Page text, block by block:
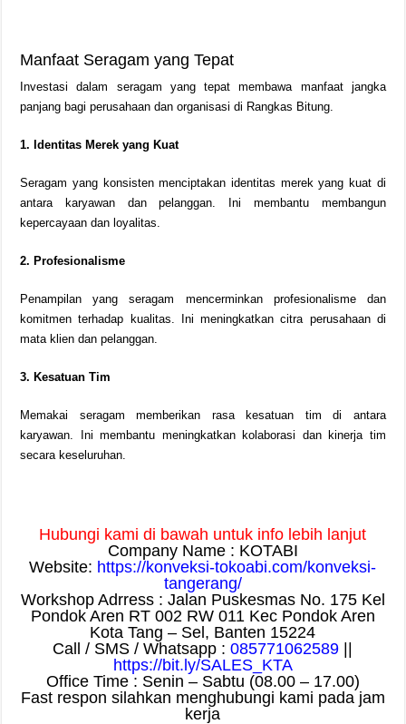
Manfaat Seragam yang Tepat
Investasi dalam seragam yang tepat membawa manfaat jangka
panjang bagi perusahaan dan organisasi di Rangkas Bitung.
1. Identitas Merek yang Kuat
Seragam yang konsisten menciptakan identitas merek yang kuat di
antara karyawan dan pelanggan. Ini membantu membangun
kepercayaan dan loyalitas.
2. Profesionalisme
Penampilan yang seragam mencerminkan profesionalisme dan
komitmen terhadap kualitas. Ini meningkatkan citra perusahaan di
mata klien dan pelanggan.
3. Kesatuan Tim
Memakai seragam memberikan rasa kesatuan tim di antara
karyawan. Ini membantu meningkatkan kolaborasi dan kinerja tim
secara keseluruhan.
Hubungi kami di bawah untuk info lebih lanjut
Company Name : KOTABI
Website: https://konveksi-tokoabi.com/konveksi-
tangerang/
Workshop Adrress : Jalan Puskesmas No. 175 Kel
Pondok Aren RT 002 RW 011 Kec Pondok Aren
Kota Tang – Sel, Banten 15224
Call / SMS / Whatsapp :085771062589
https://bit.ly/SALES_KTA
Office Time : Senin – Sabtu (08.00 – 17.00)
Fast respon silahkan menghubungi kami pada jam
kerja